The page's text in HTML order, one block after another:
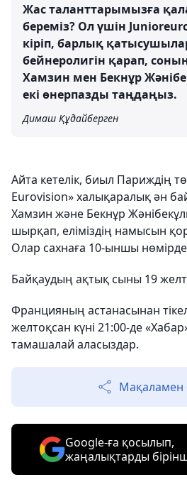
Жас таланттарымызға
береміз? Ол үшін
кіріп, барлық
бейнеролигін қарап,
Хамзин мен Бекнұр
екі өнерпазды таңдаңыз.
Димаш Құдайберген
Айта кетелік, биыл Париждің
Eurovision» халықаралық ән
Хамзин және Бекнұр
шырқап, еліміздің намысын
Олар сахнаға 10-ыншы
Байқаудың ақтық сыны 19
Францияның астанасынан
желтоқсан күні 21:00-де
тамашалай аласыздар.
Мақаламен
Google-ға қосылып,
жаңалықтарды